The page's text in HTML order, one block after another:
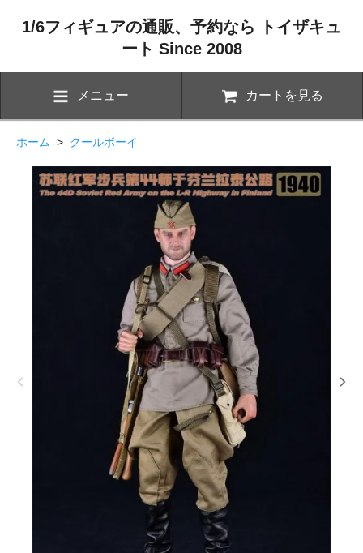
1/6フィギュアの通販、予約なら トイザキュ
ート Since 2008
メニュー カートを見る
ホーム > クールボーイ